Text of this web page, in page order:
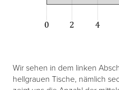
Wir sehen in dem linken
hellgrauen Tische, nämlich